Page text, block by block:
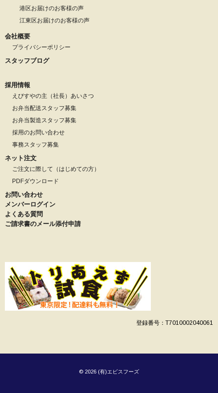
港区お届けのお客様の声
江東区お届けのお客様の声
会社概要
プライバシーポリシー
スタッフブログ
採用情報
えびすやの主（社長）あいさつ
お弁当配送スタッフ募集
お弁当製造スタッフ募集
採用のお問い合わせ
事務スタッフ募集
ネット注文
ご注文に際して（はじめての方）
PDFダウンロード
お問い合わせ
メンバーログイン
よくある質問
ご請求書のメール添付申請
登録番号：T7010002040061
© 2026 (有)エビスフーズ